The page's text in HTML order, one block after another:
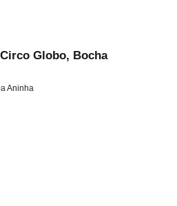
Globo, Bocha
Aninha